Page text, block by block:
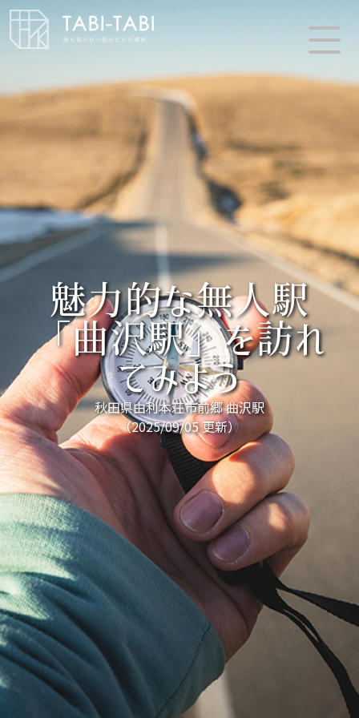
魅力的な無人駅
「曲沢駅」を訪れ
てみよう
秋田県由利本荘市前郷 曲沢駅
（2025/09/05 更新）